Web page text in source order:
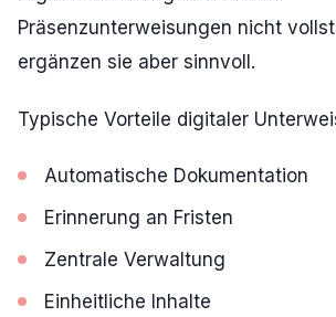
Präsenzunterweisungen nicht
ergänzen sie aber sinnvoll.
Typische Vorteile digitaler
Automatische Dokumentation
Erinnerung an Fristen
Zentrale Verwaltung
Einheitliche Inhalte